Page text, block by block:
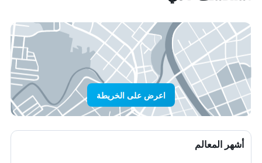
اعرض على الخريطة
أشهر المعالم